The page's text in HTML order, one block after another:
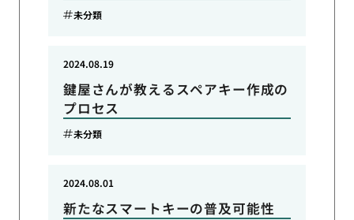
未分類
鍵屋さんが教えるスペアキー作成の
プロセス
2024.08.19
未分類
新たなスマートキーの普及可能性
2024.08.01